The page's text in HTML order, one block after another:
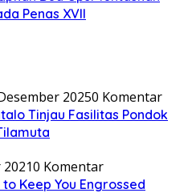
Penas XVII
20250 Komentar
Tinjau Fasilitas Pondok
0 Komentar
Keep You Engrossed